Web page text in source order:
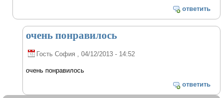
ответить
очень понравилось
Гость София , 04/12/2013 - 14:52
очень понравилось
ответить